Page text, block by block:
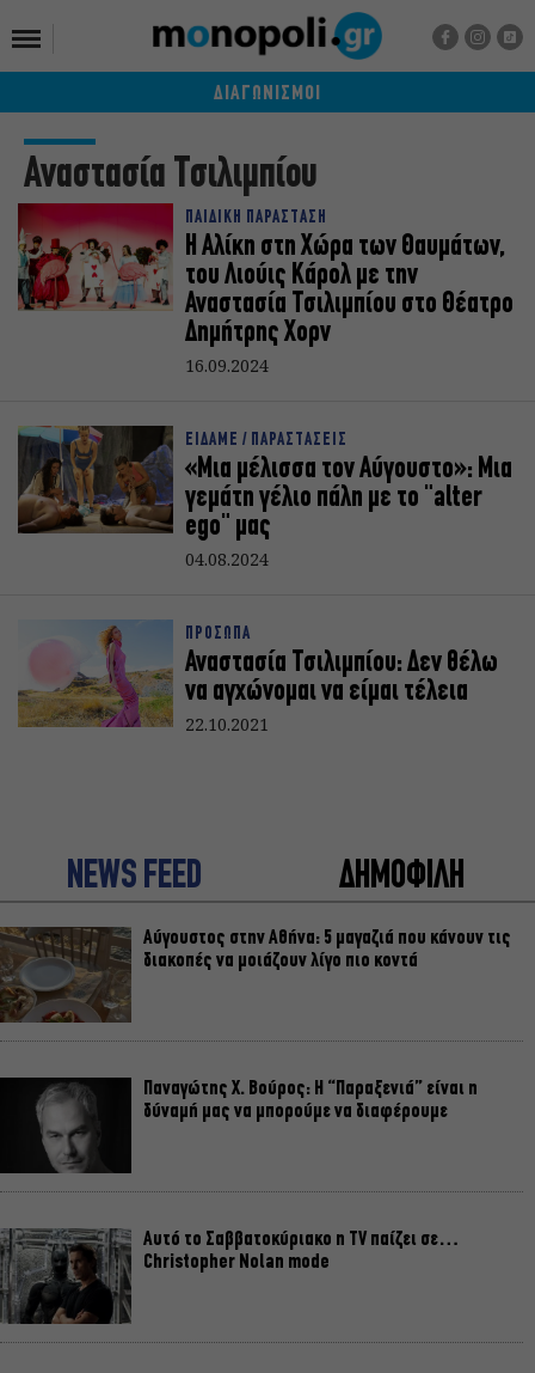
ΔΙΑΓΩΝΙΣΜΟΙ
Αναστασία Τσιλιμπίου
ΠΑΙΔΙΚΗ ΠΑΡΑΣΤΑΣΗ
Η Αλίκη στη Χώρα των Θαυμάτων,
του Λιούις Κάρολ με την
Αναστασία Τσιλιμπίου στο Θέατρο
Δημήτρης Χορν
16.09.2024
ΕΙΔΑΜΕ / ΠΑΡΑΣΤΑΣΕΙΣ
«Μια μέλισσα τον Αύγουστο»: Μια
γεμάτη γέλιο πάλη με το "alter
ego" μας
04.08.2024
ΠΡΟΣΩΠΑ
Αναστασία Τσιλιμπίου: Δεν θέλω
να αγχώνομαι να είμαι τέλεια
22.10.2021
NEWS FEED ΔΗΜΟΦΙΛΗ
Αύγουστος στην Αθήνα: 5 μαγαζιά που κάνουν τις
διακοπές να μοιάζουν λίγο πιο κοντά
Παναγώτης Χ. Βούρος: Η “Παραξενιά” είναι η
δύναμή μας να μπορούμε να διαφέρουμε
Αυτό το Σαββατοκύριακο η TV παίζει σε…
Christopher Nolan mode